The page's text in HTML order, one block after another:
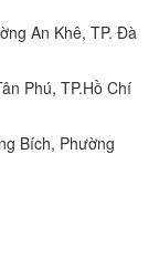
An Khê, TP. Đà
Phú, TP.Hồ Chí
Bích, Phường